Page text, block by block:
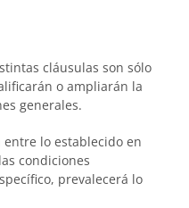
cláusulas son sólo
o ampliarán la
generales.
entre lo establecido en
condiciones
prevalecerá lo